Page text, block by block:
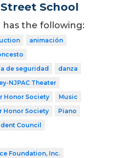
School
has the following:
animación
de seguridad
danza
NJPAC Theater
Honor Society
Music
Honor Society
Piano
Council
Foundation, Inc.